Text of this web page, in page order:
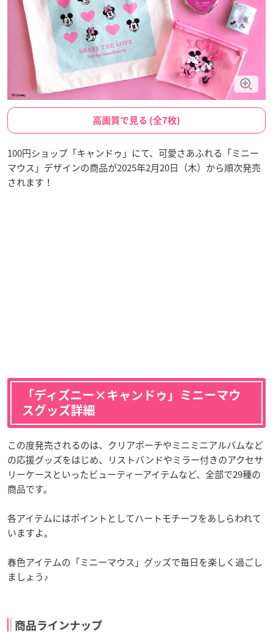
高画質で見る (全7枚)
100円ショップ「キャンドゥ」にて、可愛さあふれる「ミニー
マウス」デザインの商品が2025年2月20日（木）から順次発売
されます！
「ディズニー×キャンドゥ」ミニーマウ
スグッズ詳細
この度発売されるのは、クリアポーチやミニミニアルバムなど
の応援グッズをはじめ、リストバンドやミラー付きのアクセサ
リーケースといったビューティーアイテムなど、全部で29種の
商品です。
各アイテムにはポイントとしてハートモチーフをあしらわれて
いますよ。
春色アイテムの「ミニーマウス」グッズで毎日を楽しく過ごし
ましょう♪
商品ラインナップ